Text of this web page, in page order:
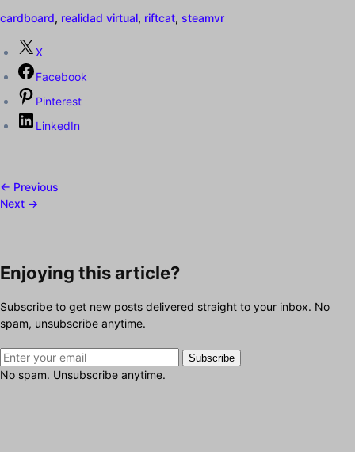
cardboard, realidad virtual, riftcat, steamvr
X
Facebook
Pinterest
LinkedIn
← Previous
Next →
Enjoying this article?
Subscribe to get new posts delivered straight to your inbox. No
spam, unsubscribe anytime.
Subscribe
No spam. Unsubscribe anytime.